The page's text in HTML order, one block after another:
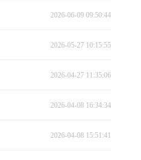
2026-06-09 09:50:44
2026-05-27 10:15:55
2026-04-27 11:35:06
2026-04-08 16:34:34
2026-04-08 15:51:41